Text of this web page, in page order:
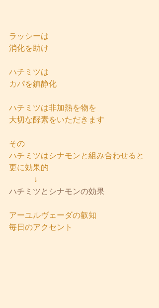
ラッシーは
消化を助け
ハチミツは
カパを鎮静化
ハチミツは非加熱を物を
大切な酵素をいただきます
その
ハチミツはシナモンと組み合わせると
更に効果的
          ↓
ハチミツとシナモンの効果
アーユルヴェーダの叡知
毎日のアクセント